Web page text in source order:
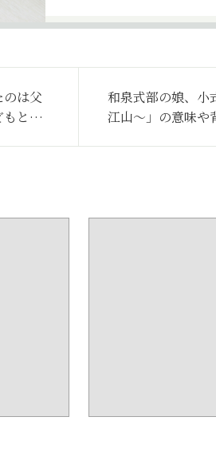
のは父
と絶
和泉式部の娘、小
江山〜」の意味や